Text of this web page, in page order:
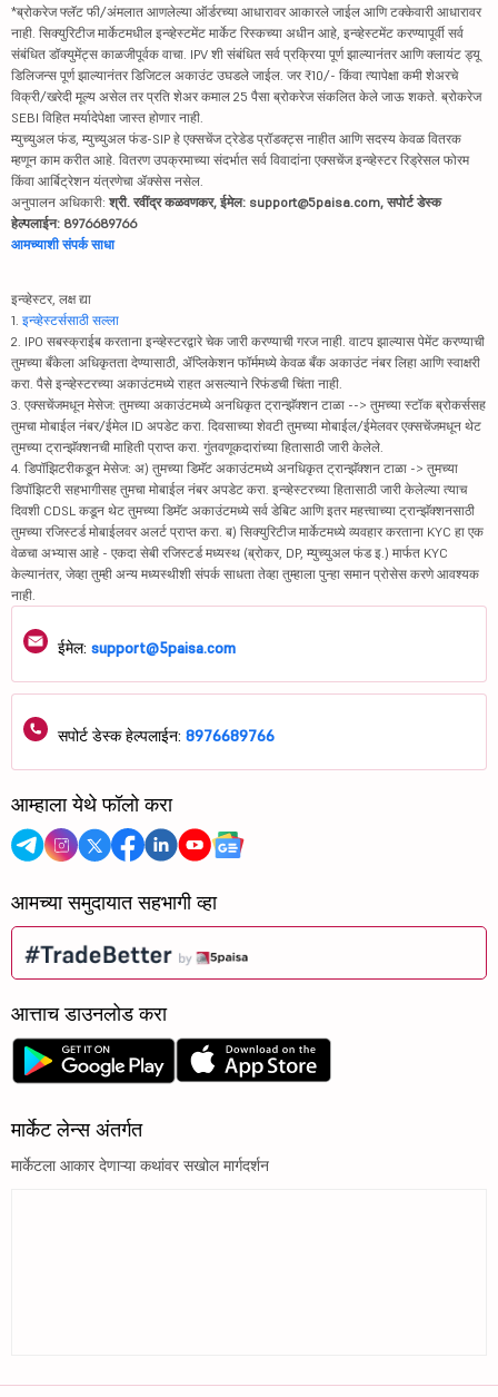
*ब्रोकरेज फ्लॅट फी/अंमलात आणलेल्या ऑर्डरच्या आधारावर आकारले जाईल आणि टक्केवारी आधारावर
नाही. सिक्युरिटीज मार्केटमधील इन्व्हेस्टमेंट मार्केट रिस्कच्या अधीन आहे, इन्व्हेस्टमेंट करण्यापूर्वी सर्व
संबंधित डॉक्युमेंट्स काळजीपूर्वक वाचा. IPV शी संबंधित सर्व प्रक्रिया पूर्ण झाल्यानंतर आणि क्लायंट ड्यू
डिलिजन्स पूर्ण झाल्यानंतर डिजिटल अकाउंट उघडले जाईल. जर ₹10/- किंवा त्यापेक्षा कमी शेअरचे
विक्री/खरेदी मूल्य असेल तर प्रति शेअर कमाल 25 पैसा ब्रोकरेज संकलित केले जाऊ शकते. ब्रोकरेज
SEBI विहित मर्यादेपेक्षा जास्त होणार नाही.
म्युच्युअल फंड, म्युच्युअल फंड-SIP हे एक्सचेंज ट्रेडेड प्रॉडक्ट्स नाहीत आणि सदस्य केवळ वितरक
म्हणून काम करीत आहे. वितरण उपक्रमाच्या संदर्भात सर्व विवादांना एक्सचेंज इन्व्हेस्टर रिड्रेसल फोरम
किंवा आर्बिट्रेशन यंत्रणेचा ॲक्सेस नसेल.
अनुपालन अधिकारी: श्री. रवींद्र कळवणकर, ईमेल: support@5paisa.com, सपोर्ट डेस्क
हेल्पलाईन: 8976689766
आमच्याशी संपर्क साधा
इन्व्हेस्टर, लक्ष द्या
1. इन्व्हेस्टर्ससाठी सल्ला
2. IPO सबस्क्राईब करताना इन्व्हेस्टरद्वारे चेक जारी करण्याची गरज नाही. वाटप झाल्यास पेमेंट करण्याची
तुमच्या बँकेला अधिकृतता देण्यासाठी, ॲप्लिकेशन फॉर्ममध्ये केवळ बँक अकाउंट नंबर लिहा आणि स्वाक्षरी
करा. पैसे इन्व्हेस्टरच्या अकाउंटमध्ये राहत असल्याने रिफंडची चिंता नाही.
3. एक्सचेंजमधून मेसेज: तुमच्या अकाउंटमध्ये अनधिकृत ट्रान्झॅक्शन टाळा --> तुमच्या स्टॉक ब्रोकर्ससह
तुमचा मोबाईल नंबर/ईमेल ID अपडेट करा. दिवसाच्या शेवटी तुमच्या मोबाईल/ईमेलवर एक्सचेंजमधून थेट
तुमच्या ट्रान्झॅक्शनची माहिती प्राप्त करा. गुंतवणूकदारांच्या हितासाठी जारी केलेले.
4. डिपॉझिटरीकडून मेसेज: अ) तुमच्या डिमॅट अकाउंटमध्ये अनधिकृत ट्रान्झॅक्शन टाळा -> तुमच्या
डिपॉझिटरी सहभागीसह तुमचा मोबाईल नंबर अपडेट करा. इन्व्हेस्टरच्या हितासाठी जारी केलेल्या त्याच
दिवशी CDSL कडून थेट तुमच्या डिमॅट अकाउंटमध्ये सर्व डेबिट आणि इतर महत्त्वाच्या ट्रान्झॅक्शनसाठी
तुमच्या रजिस्टर्ड मोबाईलवर अलर्ट प्राप्त करा. ब) सिक्युरिटीज मार्केटमध्ये व्यवहार करताना KYC हा एक
वेळचा अभ्यास आहे - एकदा सेबी रजिस्टर्ड मध्यस्थ (ब्रोकर, DP, म्युच्युअल फंड इ.) मार्फत KYC
केल्यानंतर, जेव्हा तुम्ही अन्य मध्यस्थीशी संपर्क साधता तेव्हा तुम्हाला पुन्हा समान प्रोसेस करणे आवश्यक
नाही.
ईमेल: support@5paisa.com
सपोर्ट डेस्क हेल्पलाईन: 8976689766
आम्हाला येथे फॉलो करा
आमच्या समुदायात सहभागी व्हा
आत्ताच डाउनलोड करा
मार्केट लेन्स अंतर्गत
मार्केटला आकार देणाऱ्या कथांवर सखोल मार्गदर्शन